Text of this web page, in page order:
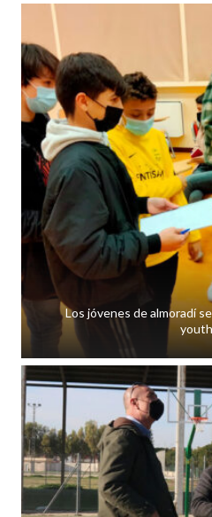
Los jóvenes de almoradí